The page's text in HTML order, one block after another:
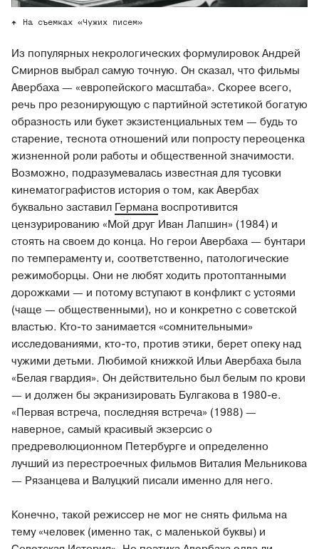
На съемках «Чужих писем»
Из популярных некрологических формулировок Андрей
Смирнов выбрал самую точную. Он сказал, что фильмы
Авербаха — «европейского масштаба». Скорее всего,
речь про резонирующую с партийной эстетикой богатую
образность или букет экзистенциальных тем — будь то
старение, теснота отношений или попросту переоценка
жизненной роли работы и общественной значимости.
Возможно, подразумевалась известная для тусовки
кинематографистов история о том, как Авербах
буквально заставил Германа воспротивится
цензурированию «Мой друг Иван Лапшин» (1984) и
стоять на своем до конца. Но герои Авербаха — бунтари
по темпераменту и, соответственно, патологические
режимоборцы. Они не любят ходить протоптанными
дорожками — и потому вступают в конфликт с устоями
(чаще — общественными), но и конкретно с советской
властью. Кто-то занимается «сомнительными»
исследованиями, кто-то, против этики, берет опеку над
чужими детьми. Любимой книжкой Ильи Авербаха была
«Белая гвардия». Он действительно был белым по крови
— и должен бы экранизировать Булгакова в 1980-е.
«Первая встреча, последняя встреча» (1988) —
наверное, самый красивый экзерсис о
предреволюционном Петербурге и определенно
лучший из перестроечных фильмов Виталия Мельникова
— Рязанцева и Валуцкий писали именно для него.
Конечно, такой режиссер не мог не снять фильма на
тему «человек (именно так, с маленькой буквы) и